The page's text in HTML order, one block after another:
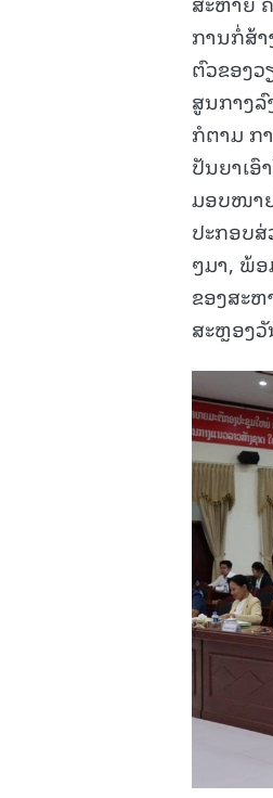
ການກໍ່ສ້
ຕົວຂອງ
ສູນກາງລົ
ກໍຕາມ ກ
ປັນຍາເ
ມອບໜາ
ປະກອບ
ໆມາ, ພ້
ຂອງສະ
ສະຫຼອງ